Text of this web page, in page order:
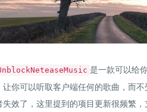
是一款可以给
让你可以听取客户端任何的歌曲，而
失效了，这里提到的项目更新很频繁，